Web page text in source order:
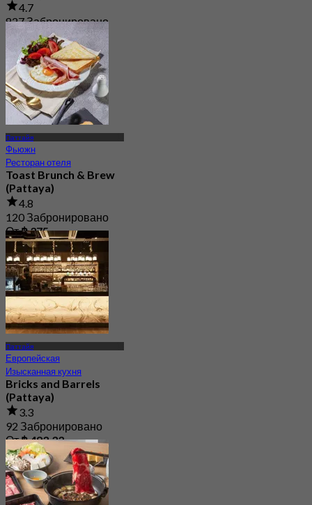
4.7
827 Забронировано
От
฿ 422.5
Паттайя
Фьюжн
Ресторан отеля
Toast Brunch & Brew
(Pattaya)
4.8
120 Забронировано
От฿ 375
Паттайя
Европейская
Изысканная кухня
Bricks and Barrels
(Pattaya)
3.3
92 Забронировано
От฿ 483.33